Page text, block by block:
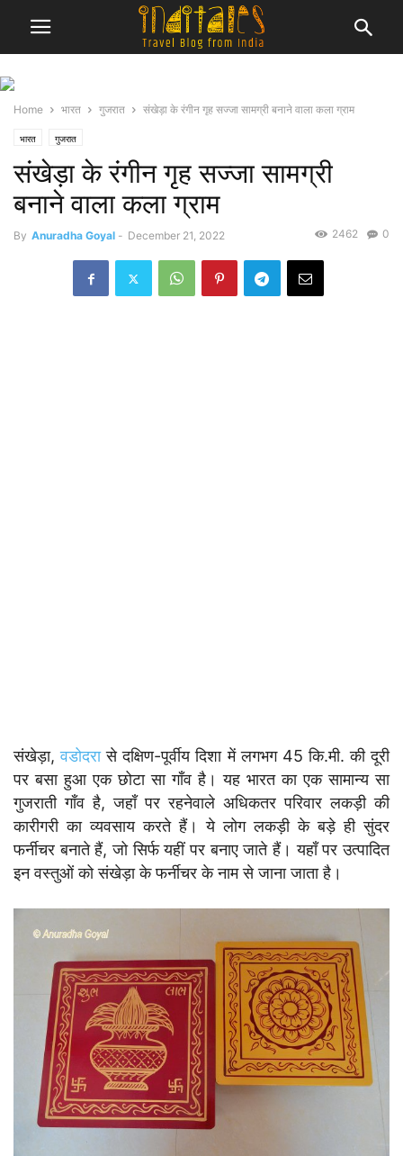
Home भारत गुजरात संखेड़ा के रंगीन गृह सज्जा सामग्री बनाने वाला कला ग्राम
भारत गुजरात
संखेड़ा के रंगीन गृह सज्जा सामग्री
बनाने वाला कला ग्राम
By Anuradha Goyal - December 21, 2022 0
2462
संखेड़ा,वडोदरासे दक्षिण-पूर्वीय दिशा में लगभग 45 कि.मी. की दूरी
पर बसा हुआ एक छोटा सा गाँव है। यह भारत का एक सामान्य सा
गुजराती गाँव है, जहाँ पर रहनेवाले अधिकतर परिवार लकड़ी की
कारीगरी का व्यवसाय करते हैं। ये लोग लकड़ी के बड़े ही सुंदर
फर्नीचर बनाते हैं, जो सिर्फ यहीं पर बनाए जाते हैं। यहाँ पर उत्पादित
इन वस्तुओं को संखेड़ा के फर्नीचर के नाम से जाना जाता है।